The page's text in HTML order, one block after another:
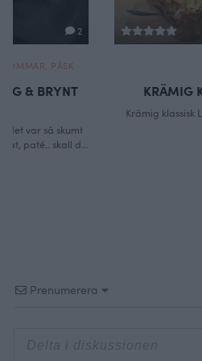
KRÄMIG KLASSISK
Krämig klassisk Lasagne – en
Prenumerera